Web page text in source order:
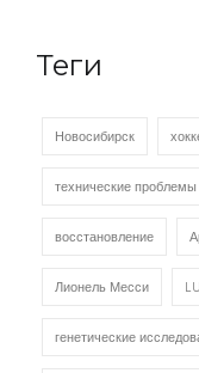
Теги
Новосибирск
технические проблемы
восстановление
Лионель Месси
генетические